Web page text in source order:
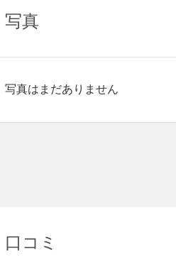
写真
写真はまだありません
口コミ